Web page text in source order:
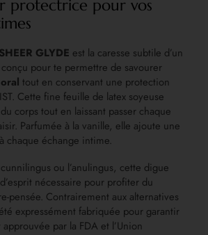
protectrice pour vos
GLYDE est la caresse subtile d’un
pour te permettre de savourer
tout en conservant une protection
Cette fine feuille de latex soyeuse
corps tout en laissant passer chaque
Parfumée à la vanille, elle ajoute une
chaque échange intime.
ou l’anulingus, cette digue
nécessaire pour profiter du
pensée. Contrairement aux alternatives
expressément fabriquée pour garantir
par la FDA et l’Union